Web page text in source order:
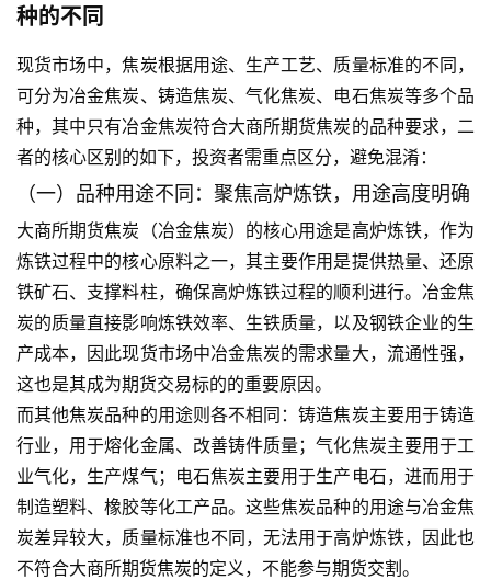
种的不同
现货市场中，焦炭根据用途、生产工艺、质量标准的不同，
可分为冶金焦炭、铸造焦炭、气化焦炭、电石焦炭等多个品
种，其中只有冶金焦炭符合大商所期货焦炭的品种要求，二
者的核心区别的如下，投资者需重点区分，避免混淆：
（一）品种用途不同：聚焦高炉炼铁，用途高度明确
大商所期货焦炭（冶金焦炭）的核心用途是高炉炼铁，作为
炼铁过程中的核心原料之一，其主要作用是提供热量、还原
铁矿石、支撑料柱，确保高炉炼铁过程的顺利进行。冶金焦
炭的质量直接影响炼铁效率、生铁质量，以及钢铁企业的生
产成本，因此现货市场中冶金焦炭的需求量大，流通性强，
这也是其成为期货交易标的的重要原因。
而其他焦炭品种的用途则各不相同：铸造焦炭主要用于铸造
行业，用于熔化金属、改善铸件质量；气化焦炭主要用于工
业气化，生产煤气；电石焦炭主要用于生产电石，进而用于
制造塑料、橡胶等化工产品。这些焦炭品种的用途与冶金焦
炭差异较大，质量标准也不同，无法用于高炉炼铁，因此也
不符合大商所期货焦炭的定义，不能参与期货交割。